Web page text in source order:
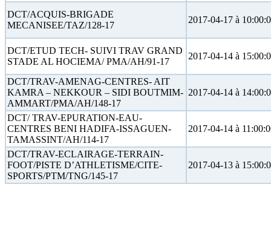
DCT/ACQUIS-BRIGADE
MECANISEE/TAZ/128-17
2017-04-17 à
DCT/ETUD TECH- SUIVI TRAV GRAND
STADE AL HOCIEMA/ PMA/AH/91-17
2017-04-14 à
DCT/TRAV-AMENAG-CENTRES- AIT
KAMRA – NEKKOUR – SIDI BOUTMIM-
AMMART/PMA/AH/148-17
2017-04-14 à
DCT/ TRAV-EPURATION-EAU-
CENTRES BENI HADIFA-ISSAGUEN-
TAMASSINT/AH/114-17
2017-04-14 à
DCT/TRAV-ECLAIRAGE-TERRAIN-
FOOT/PISTE D’ATHLETISME/CITE-
SPORTS/PTM/TNG/145-17
2017-04-13 à